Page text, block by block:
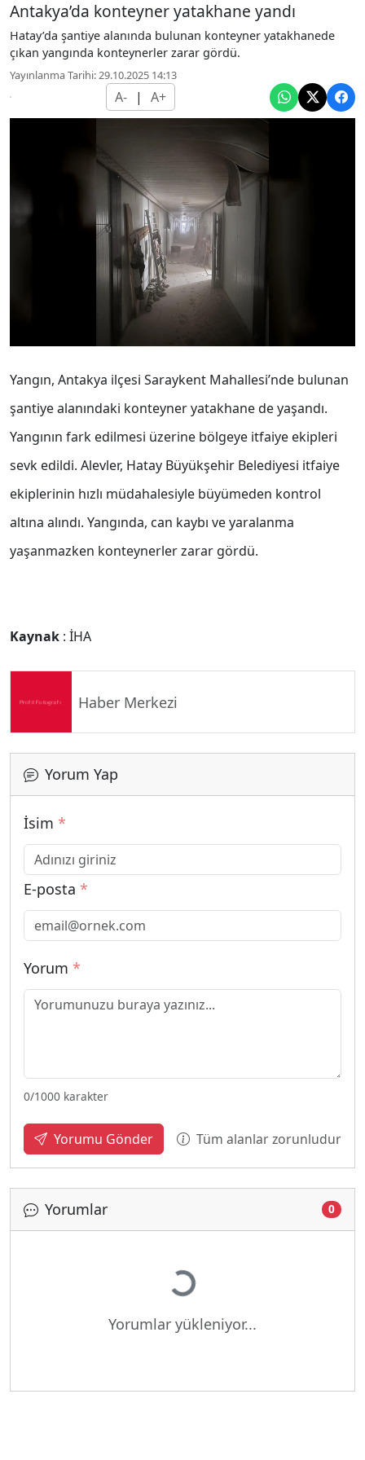
Antakya’da konteyner yatakhane yandı
Hatay’da şantiye alanında bulunan konteyner yatakhanede
çıkan yangında konteynerler zarar gördü.
Yayınlanma Tarihi: 29.10.2025 14:13
A- | A+
Yangın, Antakya ilçesi Saraykent Mahallesi’nde bulunan
şantiye alanındaki konteyner yatakhane de yaşandı.
Yangının fark edilmesi üzerine bölgeye itfaiye ekipleri
sevk edildi. Alevler, Hatay Büyükşehir Belediyesi itfaiye
ekiplerinin hızlı müdahalesiyle büyümeden kontrol
altına alındı. Yangında, can kaybı ve yaralanma
yaşanmazken konteynerler zarar gördü.
Kaynak : İHA
Haber Merkezi
Yorum Yap
İsim *
E-posta *
Yorum *
0/1000 karakter
Yorumu Gönder Tüm alanlar zorunludur
Yorumlar 0
Yükleniyor...
Yorumlar yükleniyor...